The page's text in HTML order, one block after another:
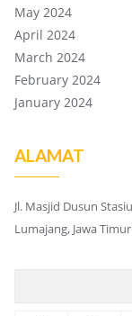
May 2024
April 2024
March 2024
February 2024
January 2024
ALAMAT
Jl. Masjid Dusun
Lumajang, Jawa